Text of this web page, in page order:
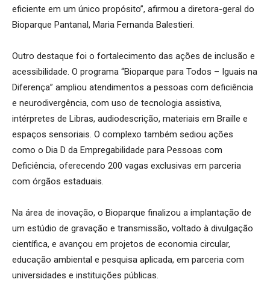
eficiente em um único propósito”, afirmou a diretora-geral do
Bioparque Pantanal, Maria Fernanda Balestieri.
Outro destaque foi o fortalecimento das ações de inclusão e
acessibilidade. O programa “Bioparque para Todos – Iguais na
Diferença” ampliou atendimentos a pessoas com deficiência
e neurodivergência, com uso de tecnologia assistiva,
intérpretes de Libras, audiodescrição, materiais em Braille e
espaços sensoriais. O complexo também sediou ações
como o Dia D da Empregabilidade para Pessoas com
Deficiência, oferecendo 200 vagas exclusivas em parceria
com órgãos estaduais.
Na área de inovação, o Bioparque finalizou a implantação de
um estúdio de gravação e transmissão, voltado à divulgação
científica, e avançou em projetos de economia circular,
educação ambiental e pesquisa aplicada, em parceria com
universidades e instituições públicas.